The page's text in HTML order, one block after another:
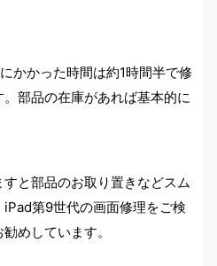
かかった時間は約1時間半で修
部品の在庫があれば基本的に
と部品のお取り置きなどスム
第9世代の画面修理をご検
めしています。